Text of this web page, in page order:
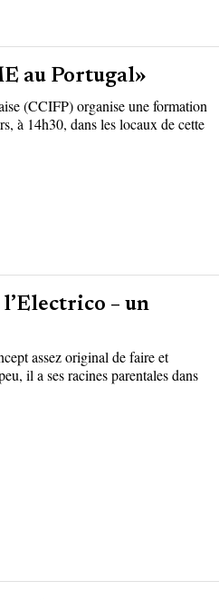
au Portugal»
(CCIFP) organise une formation
à 14h30, dans les locaux de cette
– un
assez original de faire et
il a ses racines parentales dans